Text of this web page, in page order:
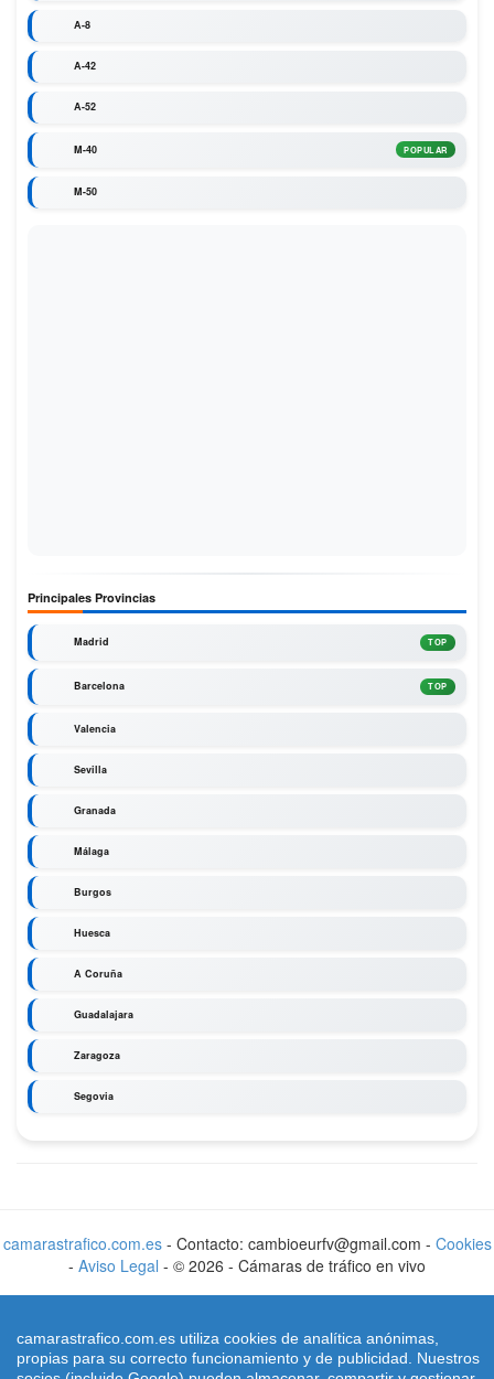
A-8
A-42
A-52
M-40 POPULAR
M-50
Principales Provincias
Madrid TOP
Barcelona TOP
Valencia
Sevilla
Granada
Málaga
Burgos
Huesca
A Coruña
Guadalajara
Zaragoza
Segovia
camarastrafico.com.es- Contacto: cambioeurfv@gmail.com - Cookies
- Aviso Legal - © 2026 - Cámaras de tráfico en vivo
camarastrafico.com.es utiliza cookies de analítica anónimas,
propias para su correcto funcionamiento y de publicidad. Nuestros